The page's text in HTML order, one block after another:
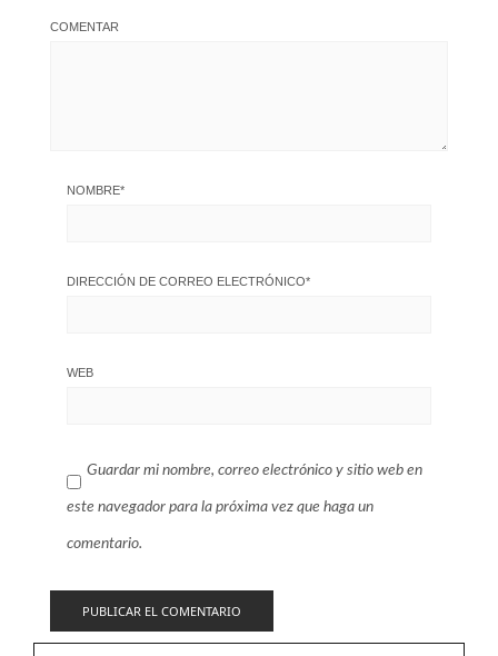
COMENTAR
NOMBRE*
DIRECCIÓN DE CORREO ELECTRÓNICO*
WEB
Guardar mi nombre, correo electrónico y sitio web en
este navegador para la próxima vez que haga un
comentario.